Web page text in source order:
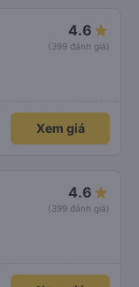
4.6
(399 đánh giá)
Xem giá
4.6
(399 đánh giá)